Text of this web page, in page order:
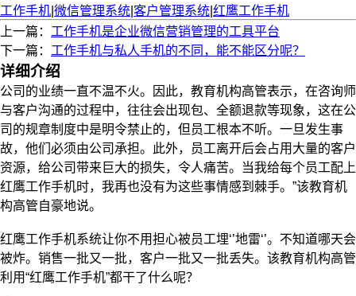
工作手机 微信管理系统 客户管理系统 红鹰工作手机
上一篇： 工作手机是企业微信营销管理的工具平台
下一篇： 工作手机与私人手机的不同，能不能区分呢？
详细介绍
公司的业绩一直不温不火。因此，教育机构高管表示，在咨询师
与客户沟通的过程中，往往会出现包、全额退款等现象，这在公
司的规章制度中是明令禁止的，但员工根本不听。一旦发生事
故，他们必须由公司 承担。此外，员工离开后会占用大量的客户
资源，给公司带来巨大的损失，令人痛苦。当我给每个员工配上
红鹰工作手机时，我再也没有为这些事情感到棘手。”该教育机
构高管自豪地说。
红鹰工作手机系统让你不用担心被员工埋‘’地雷‘’。不知道哪天会
被炸。销售一批又一批，客户一批又一批丢失。该教育机构高管
利用“红鹰工作手机”都干了什么呢？